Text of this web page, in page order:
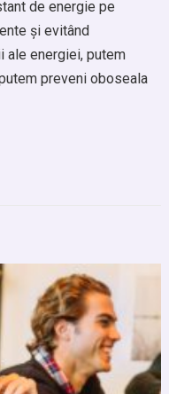
de energie pe
și evitând
ale energiei, putem
preveni oboseala